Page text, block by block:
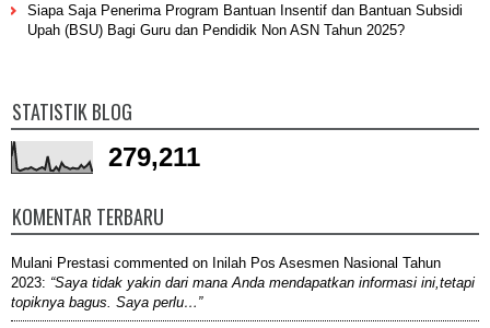
Siapa Saja Penerima Program Bantuan Insentif dan Bantuan Subsidi
Upah (BSU) Bagi Guru dan Pendidik Non ASN Tahun 2025?
STATISTIK BLOG
279,211
KOMENTAR TERBARU
Mulani Prestasi commented on Inilah Pos Asesmen Nasional Tahun
2023: “Saya tidak yakin dari mana Anda mendapatkan informasi ini,tetapi
topiknya bagus. Saya perlu…”